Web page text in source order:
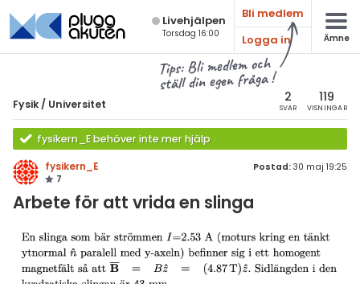
Live­hjälpen
Torsdag 16:00
Bli medlem
Logga in
Ämne
Tips: Bli medlem och
ställ din egen fråga !
Fysik / Universitet 2
SVAR
119
VISNINGAR
fysikern_E behöver inte mer hjälp
fysikern_E
7
Postad: 30 maj 19:25
Arbete för att vrida en slinga
Alla ämnen
Fysik
Alla trådar
Grundskola
Fysik 2
Universitet
MaFy (fysikdelen)
& Bygg